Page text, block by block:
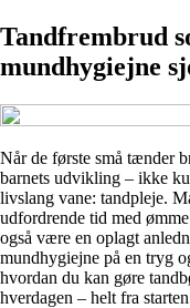
Tandfrembrud
mundhygiejne
Når de første små tænder
barnets udvikling – ikke
livslang vane: tandpleje.
udfordrende tid med
også være en oplagt
mundhygiejne på en tryg
hvordan du kan gøre
hverdagen – helt fra